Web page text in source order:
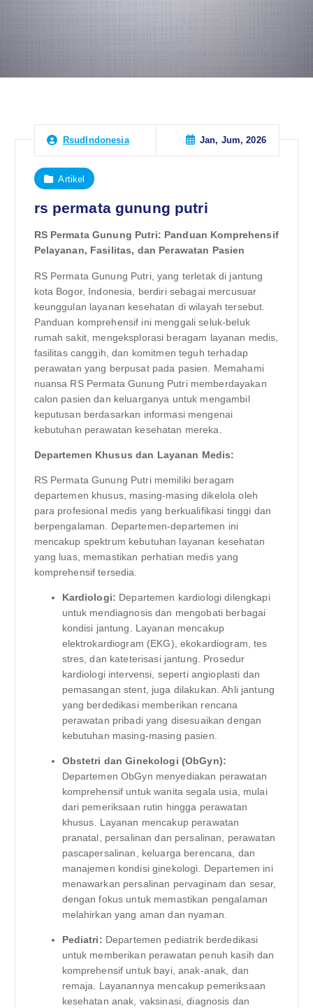
RsudIndonesia Jan, Jum, 2026
Artikel
rs permata gunung putri
RS Permata Gunung Putri: Panduan Komprehensif
Pelayanan, Fasilitas, dan Perawatan Pasien
RS Permata Gunung Putri, yang terletak di jantung
kota Bogor, Indonesia, berdiri sebagai mercusuar
keunggulan layanan kesehatan di wilayah tersebut.
Panduan komprehensif ini menggali seluk-beluk
rumah sakit, mengeksplorasi beragam layanan medis,
fasilitas canggih, dan komitmen teguh terhadap
perawatan yang berpusat pada pasien. Memahami
nuansa RS Permata Gunung Putri memberdayakan
calon pasien dan keluarganya untuk mengambil
keputusan berdasarkan informasi mengenai
kebutuhan perawatan kesehatan mereka.
Departemen Khusus dan Layanan Medis:
RS Permata Gunung Putri memiliki beragam
departemen khusus, masing-masing dikelola oleh
para profesional medis yang berkualifikasi tinggi dan
berpengalaman. Departemen-departemen ini
mencakup spektrum kebutuhan layanan kesehatan
yang luas, memastikan perhatian medis yang
komprehensif tersedia.
Kardiologi: Departemen kardiologi dilengkapi
untuk mendiagnosis dan mengobati berbagai
kondisi jantung. Layanan mencakup
elektrokardiogram (EKG), ekokardiogram, tes
stres, dan kateterisasi jantung. Prosedur
kardiologi intervensi, seperti angioplasti dan
pemasangan stent, juga dilakukan. Ahli jantung
yang berdedikasi memberikan rencana
perawatan pribadi yang disesuaikan dengan
kebutuhan masing-masing pasien.
Obstetri dan Ginekologi (ObGyn):
Departemen ObGyn menyediakan perawatan
komprehensif untuk wanita segala usia, mulai
dari pemeriksaan rutin hingga perawatan
khusus. Layanan mencakup perawatan
pranatal, persalinan dan persalinan, perawatan
pascapersalinan, keluarga berencana, dan
manajemen kondisi ginekologi. Departemen ini
menawarkan persalinan pervaginam dan sesar,
dengan fokus untuk memastikan pengalaman
melahirkan yang aman dan nyaman.
Pediatri: Departemen pediatrik berdedikasi
untuk memberikan perawatan penuh kasih dan
komprehensif untuk bayi, anak-anak, dan
remaja. Layanannya mencakup pemeriksaan
kesehatan anak, vaksinasi, diagnosis dan